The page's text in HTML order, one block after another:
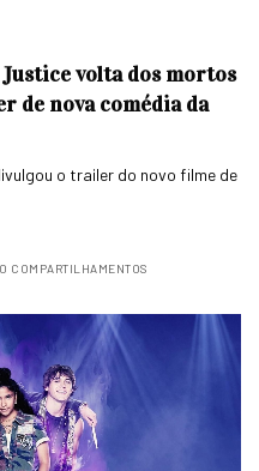
volta dos mortos
de nova comédia da
o trailer do novo filme de
0 COMPARTILHAMENTOS